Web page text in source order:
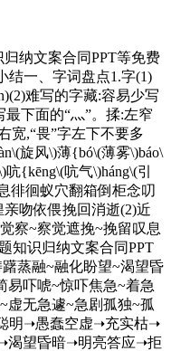
纳文案合同PPT等免费
结一、字词盘点1.字(1)
难写的字藏:容易少写
下面的“灬”。揉:左窄
宽,“畏”字左下不要多
旋风\)薄{bó\(薄雾\)báo\
{kēng\(吭气\)háng\(引
徘徊蚁穴翻箱倒柜念叨
吻依偎挽回消逝(2)近
察~察觉遮挽~挽留叹息
知识归纳文案合同PPT
蒸融~融化盼望~渴望昏
易吓唬~惊吓焦急~着急
虚无急遽~急剧孤独~孤
明➝愚蠢空虚➝充实枯➝
渴望昏暗➝明亮答应➝拒